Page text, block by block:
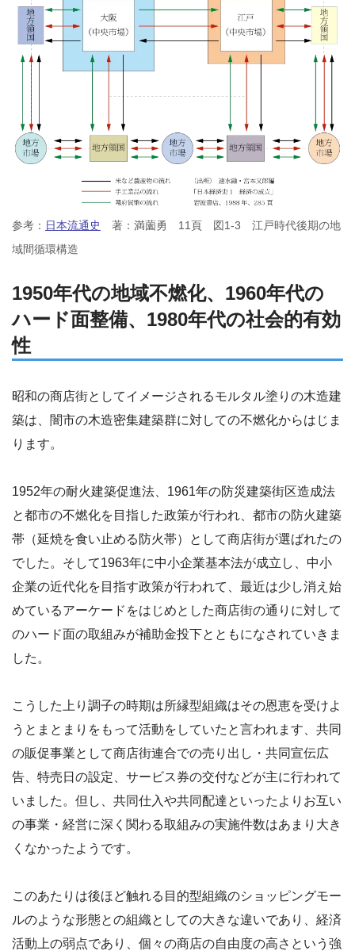
参考： 日本流通史
著：満薗勇 11頁 図1-3 江戸時代後期の地
域間循環構造
1950年代の地域不燃化、1960年代の
ハード面整備、1980年代の社会的有効
性
昭和の商店街としてイメージされるモルタル塗りの木造建
築は、闇市の木造密集建築群に対しての不燃化からはじま
ります。
1952年の耐火建築促進法、1961年の防災建築街区造成法
と都市の不燃化を目指した政策が行われ、都市の防火建築
帯（延焼を食い止める防火帯）として商店街が選ばれたの
でした。そして1963年に中小企業基本法が成立し、中小
企業の近代化を目指す政策が行われて、最近は少し消え始
めているアーケードをはじめとした商店街の通りに対して
のハード面の取組みが補助金投下とともになされていきま
した。
こうした上り調子の時期は所縁型組織はその恩恵を受けよ
うとまとまりをもって活動をしていたと言われます、共同
の販促事業として商店街連合での売り出し・共同宣伝広
告、特売日の設定、サービス券の交付などが主に行われて
いました。但し、共同仕入や共同配達といったよりお互い
の事業・経営に深く関わる取組みの実施件数はあまり大き
くなかったようです。
このあたりは後ほど触れる目的型組織のショッピングモー
ルのような形態との組織としての大きな違いであり、経済
活動上の弱点であり、個々の商店の自由度の高さという強